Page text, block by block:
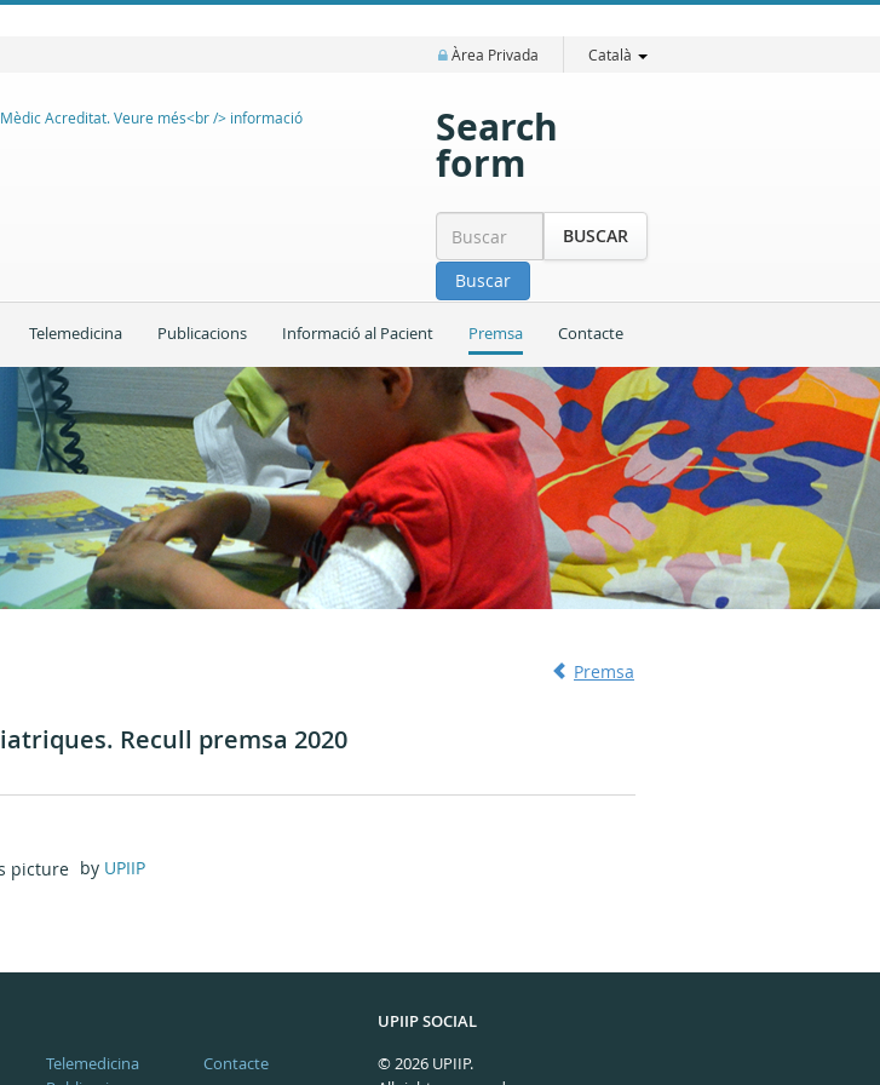
Àrea Privada Català
Search
form
BUSCAR
Buscar
Telemedicina Publicacions Informació al Pacient Premsa Contacte
Premsa
Recull premsa 2020
by UPIIP
Telemedicina
Contacte
UPIIP SOCIAL
© 2026 UPIIP.